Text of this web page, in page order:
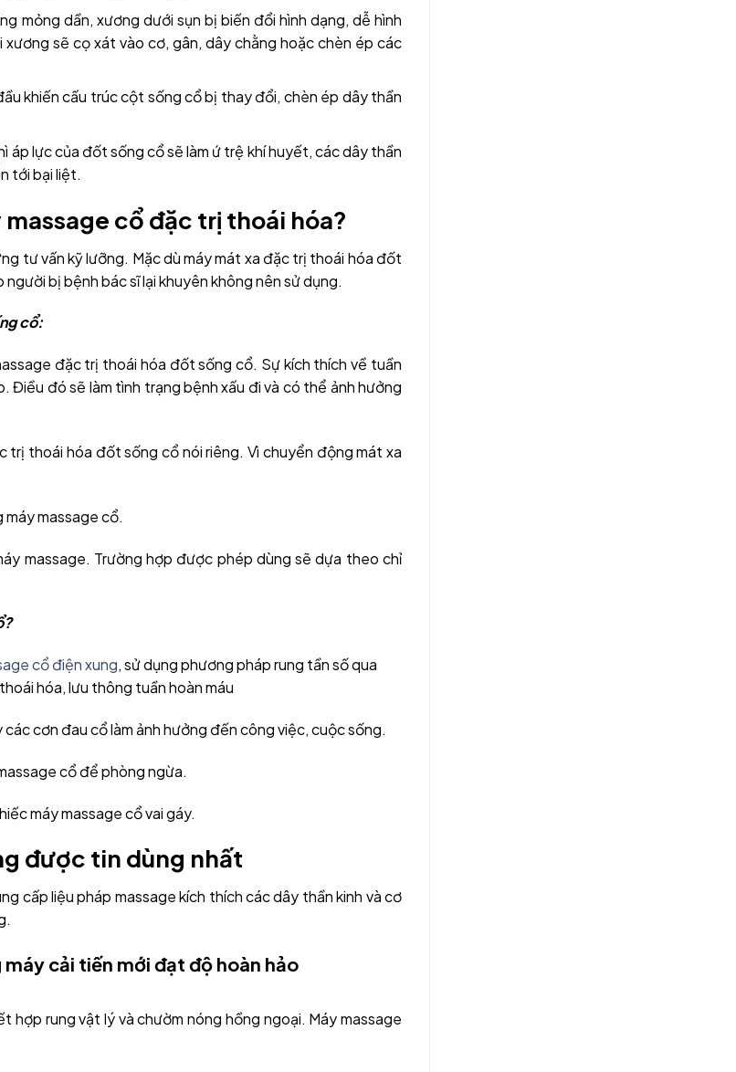
mỏng dần, xương dưới sụn bị biến đổi hình dạng, dễ hình
sẽ cọ xát vào cơ, gân, dây chằng hoặc chèn ép các
khiến cấu trúc cột sống cổ bị thay đổi, chèn ép dây thần
áp lực của đốt sống cổ sẽ làm ứ trệ khí huyết, các dây thần
tới bại liệt.
cổ đặc trị thoái hóa?
tư vấn kỹ lưỡng. Mặc dù máy mát xa đặc trị thoái hóa đốt
bị bệnh bác sĩ lại khuyên không nên sử dụng.
cổ:
đặc trị thoái hóa đốt sống cổ. Sự kích thích về tuần
đó sẽ làm tình trạng bệnh xấu đi và có thể ảnh hưởng
trị thoái hóa đốt sống cổ nói riêng. Vì chuyển động mát xa
máy massage cổ.
massage. Trường hợp được phép dùng sẽ dựa theo chỉ
cổ điện xung, sử dụng phương pháp rung tần số qua
hóa, lưu thông tuần hoàn máu
cơn đau cổ làm ảnh hưởng đến công việc, cuộc sống.
cổ để phòng ngừa.
máy massage cổ vai gáy.
được tin dùng nhất
cấp liệu pháp massage kích thích các dây thần kinh và cơ
cải tiến mới đạt độ hoàn hảo
hợp rung vật lý và chườm nóng hồng ngoại. Máy massage